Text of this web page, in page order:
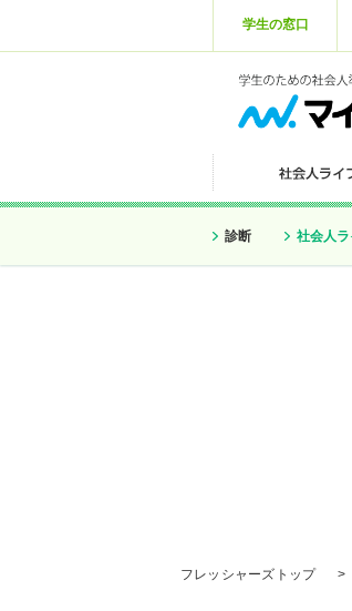
学生の窓口
診断 社会人ラ
フレッシャーズトップ >